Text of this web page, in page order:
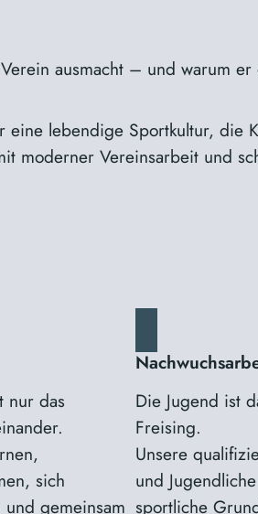
ausmacht – und warum
eine lebendige Sportkultur, die
moderner Vereinsarbeit und
nur das
sich
gemeinsam
Die Jugend ist
Freising.
Unsere
und
sportliche